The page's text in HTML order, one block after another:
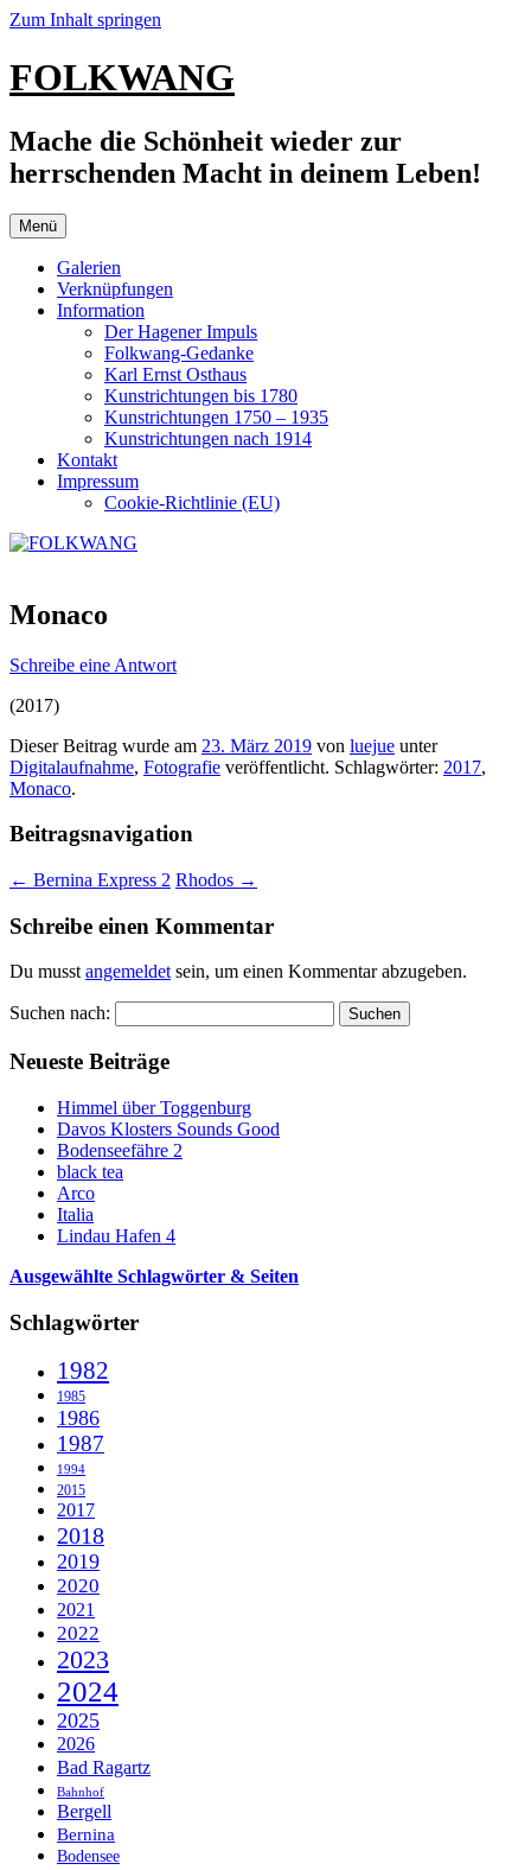
Zum Inhalt springen
FOLKWANG
Mache die Schönheit wieder zur
herrschenden Macht in deinem Leben!
Menü
Galerien
Verknüpfungen
Information
Der Hagener Impuls
Folkwang-Gedanke
Karl Ernst Osthaus
Kunstrichtungen bis 1780
Kunstrichtungen 1750 – 1935
Kunstrichtungen nach 1914
Kontakt
Impressum
Cookie-Richtlinie (EU)
Monaco
Schreibe eine Antwort
(2017)
Dieser Beitrag wurde am 23. März 2019 von luejue unter
Digitalaufnahme, Fotografie veröffentlicht. Schlagwörter: 2017,
Monaco.
Beitragsnavigation
← Bernina Express 2 Rhodos →
Schreibe einen Kommentar
Du musstangemeldetsein, um einen Kommentar abzugeben.
Suchen nach:
Neueste Beiträge
Himmel über Toggenburg
Davos Klosters Sounds Good
Bodenseefähre 2
black tea
Arco
Italia
Lindau Hafen 4
Ausgewählte Schlagwörter & Seiten
Schlagwörter
1982
1985
1986
1987
1994
2015
2017
2018
2019
2020
2021
2022
2023
2024
2025
2026
Bad Ragartz
Bahnhof
Bergell
Bernina
Bodensee